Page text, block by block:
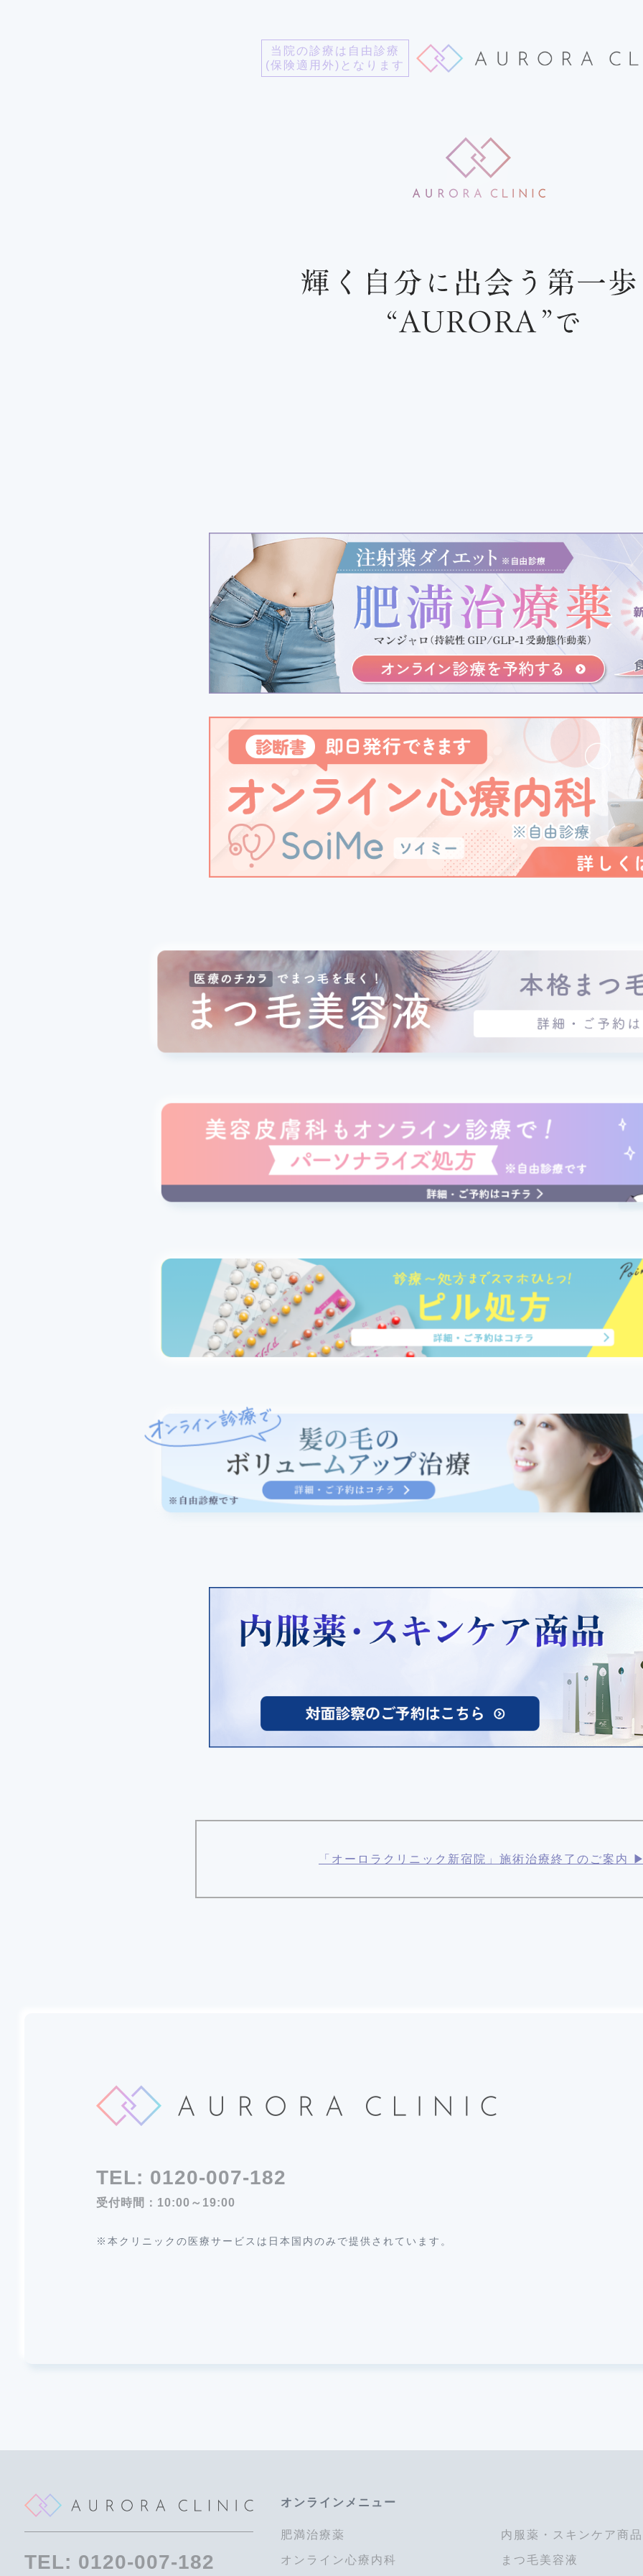
当院の診療は自由診療
(保険適用外)となります
「オーロラクリニック新宿院」施術治療終了のご案内
TEL: 0120-007-182
受付時間：10:00～19:00
※本クリニックの医療サービスは日本国内のみで提供されています。
TEL: 0120-007-182
オンラインメニュー
肥満治療薬 内服薬・スキンケア商品
オンライン心療内科 まつ毛美容液